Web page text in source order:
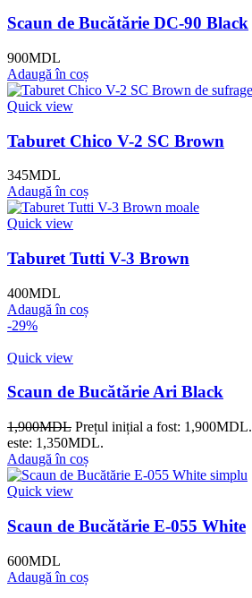
Scaun de Bucătărie DC-90 Black
900MDL
Adaugă în coș
Quick view
Taburet Chico V-2 SC Brown
345MDL
Adaugă în coș
Quick view
Taburet Tutti V-3 Brown
400MDL
Adaugă în coș
-29%
Quick view
Scaun de Bucătărie Ari Black
1,900MDL Prețul inițial a fost: 1,900MDL.
este: 1,350MDL.
Adaugă în coș
Quick view
Scaun de Bucătărie E-055 White
600MDL
Adaugă în coș